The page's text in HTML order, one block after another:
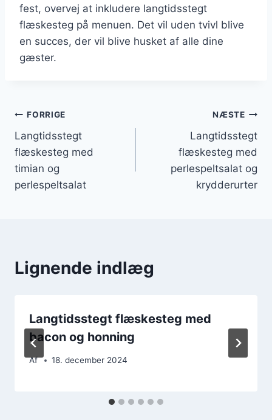
fest, overvej at inkludere langtidsstegt
flæskesteg på menuen. Det vil uden tvivl blive
en succes, der vil blive husket af alle dine
gæster.
Indlægsnavigation
FORRIGE
Langtidsstegt
flæskesteg med
timian og
perlespeltsalat
NÆSTE
Langtidsstegt
flæskesteg med
perlespeltsalat og
krydderurter
Lignende indlæg
Langtidsstegt flæskesteg med
bacon og honning
Af 18. december 2024